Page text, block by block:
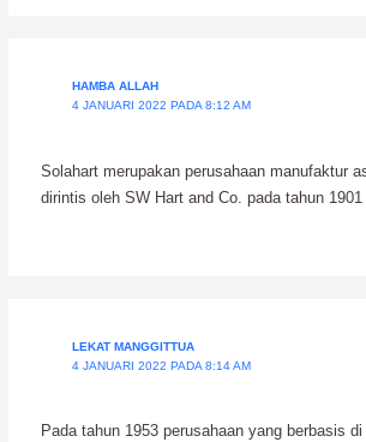
HAMBA ALLAH
4 JANUARI 2022 PADA 8:12 AM
Solahart merupakan perusahaan manufaktur
dirintis oleh SW Hart and Co. pada tahun 1901
LEKAT MANGGITTUA
4 JANUARI 2022 PADA 8:14 AM
Pada tahun 1953 perusahaan yang berbasis